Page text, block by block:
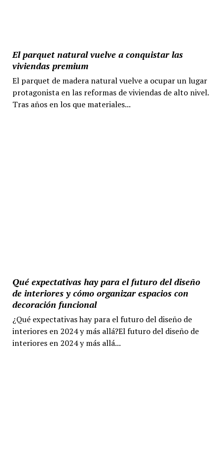
El parquet natural vuelve a conquistar las
viviendas premium
El parquet de madera natural vuelve a ocupar un lugar
protagonista en las reformas de viviendas de alto nivel.
Tras años en los que materiales...
Qué expectativas hay para el futuro del diseño
de interiores y cómo organizar espacios con
decoración funcional
¿Qué expectativas hay para el futuro del diseño de
interiores en 2024 y más allá?El futuro del diseño de
interiores en 2024 y más allá...